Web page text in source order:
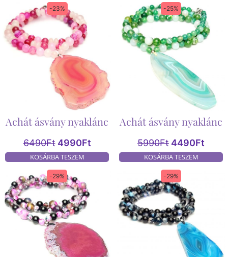
-23%
Achát ásvány nyaklánc
6490Ft 4990Ft
KOSÁRBA TESZEM
-25%
Achát ásvány nyaklánc
5990Ft 4490Ft
KOSÁRBA TESZEM
-29% -29%